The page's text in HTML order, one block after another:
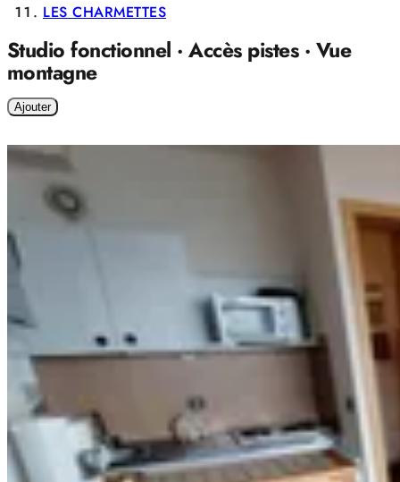
LES CHARMETTES
Studio fonctionnel · Accès pistes · Vue
montagne
Ajouter